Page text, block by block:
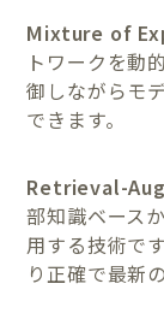
Mixture of
トワークを動
御しながらモ
できます。
Retrieval-
部知識ベース
用する技術で
り正確で最新